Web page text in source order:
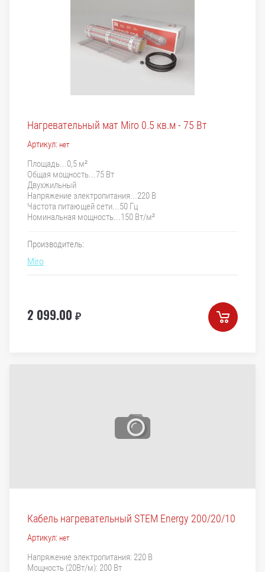
Нагревательный мат Miro 0.5 кв.м - 75 Вт
Артикул: нет
Площадь...0,5 м²
Общая мощность...75 Вт
Двухжильный
Напряжение электропитания...220 В
Частота питающей сети...50 Гц
Номинальная мощность...150 Вт/м²
Производитель:
Miro
2 099.00 ₽
Кабель нагревательный STEM Energy 200/20/10
Артикул: нет
Напряжение электропитания: 220 В
Мощность (20Вт/м): 200 Вт